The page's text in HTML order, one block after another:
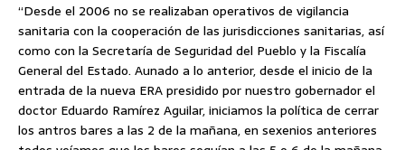
“Desde el 2006 no se realizaban operativos de vigilancia
sanitaria con la cooperación de las jurisdicciones sanitarias, así
como con la Secretaría de Seguridad del Pueblo y la Fiscalía
General del Estado. Aunado a lo anterior, desde el inicio de la
entrada de la nueva ERA presidido por nuestro gobernador el
doctor Eduardo Ramírez Aguilar, iniciamos la política de cerrar
los antros bares a las 2 de la mañana, en sexenios anteriores